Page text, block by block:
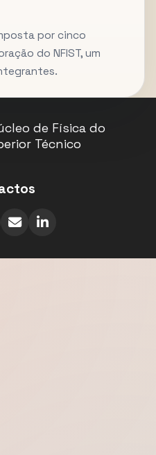
por cinco
do NFIST, um
de Física do
Técnico